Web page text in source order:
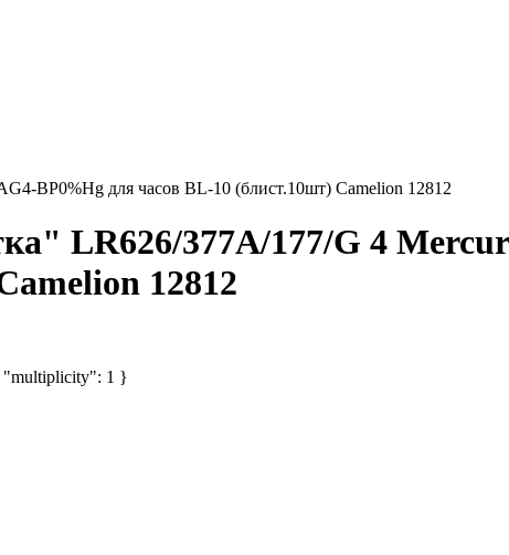
BP0%Hg для часов BL-10 (блист.10шт) Camelion 12812
LR626/377A/177/G 4
12812
"multiplicity": 1 }